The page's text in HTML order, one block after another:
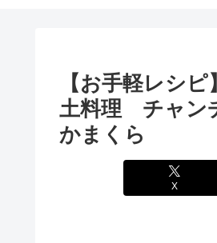
【お手軽レシ
土料理 チャン
かまくら
X